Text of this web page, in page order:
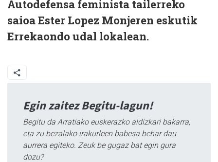
Autodefensa feminista tailerreko
saioa Ester Lopez Monjeren eskutik
Errekaondo udal lokalean.
Egin zaitez Begitu-lagun!
Begitu da Arratiako euskerazko aldizkari bakarra,
eta zu bezalako irakurleen babesa behar dau
aurrera egiteko. Zeuk be gugaz bat egin gura
dozu?